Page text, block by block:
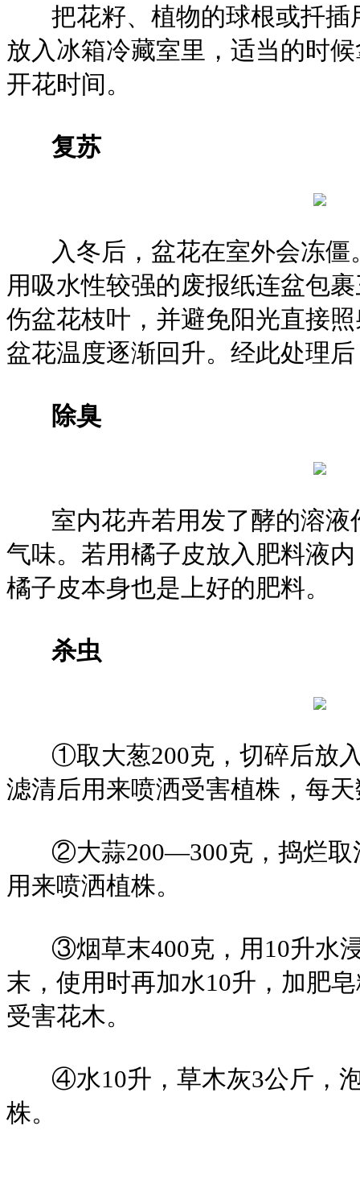
把花籽、植物的球根或扦插
放入冰箱冷藏室里，适当的时
开花时间。
复苏
入冬后，盆花在室外会冻僵
用吸水性较强的废报纸连盆包
伤盆花枝叶，并避免阳光直接
盆花温度逐渐回升。经此处理
除臭
室内花卉若用发了酵的溶液
气味。若用橘子皮放入肥料液
橘子皮本身也是上好的肥料。
杀虫
①取大葱200克，切碎后放入
滤清后用来喷洒受害植株，每
②大蒜200—300克，捣烂取
用来喷洒植株。
③烟草末400克，用10升水
末，使用时再加水10升，加肥
受害花木。
④水10升，草木灰3公斤，泡
株。